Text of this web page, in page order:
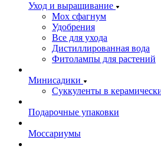
Уход и выращивание
Мох сфагнум
Удобрения
Все для ухода
Дистиллированная вода
Фитолампы для растений
Минисадики
Суккуленты в
Подарочные упаковки
Моссариумы